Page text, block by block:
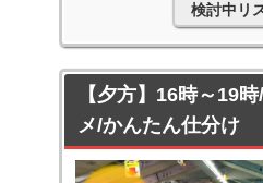
検討中リ
【夕方】16時～19
メ/かんたん仕分け